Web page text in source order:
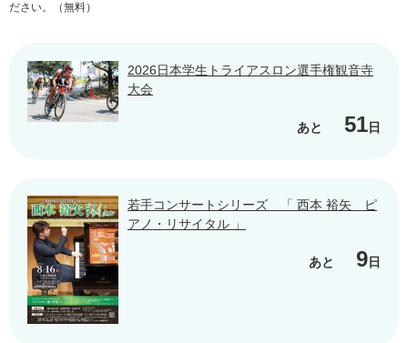
ださい。（無料）
2026日本学生トライアスロン選手権観音寺
大会
あと 51日
若手コンサートシリーズ 「 西本 裕矢 ピ
アノ・リサイタル 」
あと 9日